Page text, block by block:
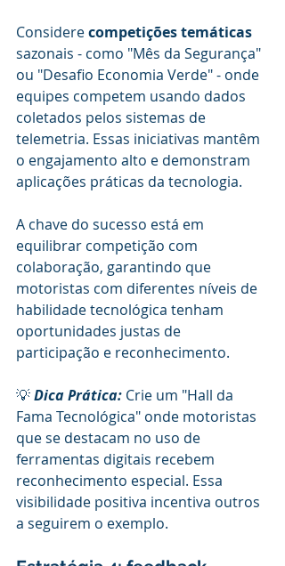
Considere competições temáticas
sazonais - como "Mês da Segurança"
ou "Desafio Economia Verde" - onde
equipes competem usando dados
coletados pelos sistemas de
telemetria. Essas iniciativas mantêm
o engajamento alto e demonstram
aplicações práticas da tecnologia.
A chave do sucesso está em
equilibrar competição com
colaboração, garantindo que
motoristas com diferentes níveis de
habilidade tecnológica tenham
oportunidades justas de
participação e reconhecimento.
💡 Dica Prática: Crie um "Hall da
Fama Tecnológica" onde motoristas
que se destacam no uso de
ferramentas digitais recebem
reconhecimento especial. Essa
visibilidade positiva incentiva outros
a seguirem o exemplo.